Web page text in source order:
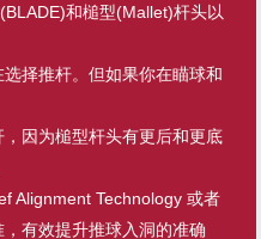
和槌型(Mallet)杆头以
择推杆。但如果你在瞄球和
因为槌型杆头有更后和更底
Alignment Technology 或者
有效提升推球入洞的准确